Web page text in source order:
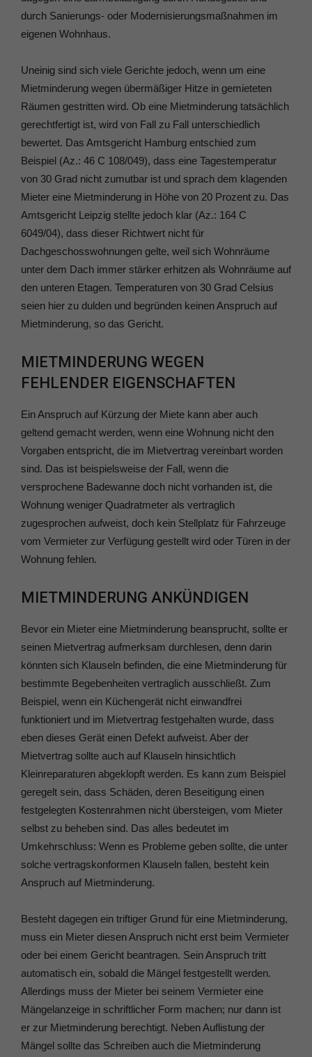
durch Sanierungs- oder Modernisierungsmaßnahmen im
eigenen Wohnhaus.
Uneinig sind sich viele Gerichte jedoch, wenn um eine
Mietminderung wegen übermäßiger Hitze in gemieteten
Räumen gestritten wird. Ob eine Mietminderung tatsächlich
gerechtfertigt ist, wird von Fall zu Fall unterschiedlich
bewertet. Das Amtsgericht Hamburg entschied zum
Beispiel (Az.: 46 C 108/049), dass eine Tagestemperatur
von 30 Grad nicht zumutbar ist und sprach dem klagenden
Mieter eine Mietminderung in Höhe von 20 Prozent zu. Das
Amtsgericht Leipzig stellte jedoch klar (Az.: 164 C
6049/04), dass dieser Richtwert nicht für
Dachgeschosswohnungen gelte, weil sich Wohnräume
unter dem Dach immer stärker erhitzen als Wohnräume auf
den unteren Etagen. Temperaturen von 30 Grad Celsius
seien hier zu dulden und begründen keinen Anspruch auf
Mietminderung, so das Gericht.
MIETMINDERUNG WEGEN
FEHLENDER EIGENSCHAFTEN
Ein Anspruch auf Kürzung der Miete kann aber auch
geltend gemacht werden, wenn eine Wohnung nicht den
Vorgaben entspricht, die im Mietvertrag vereinbart worden
sind. Das ist beispielsweise der Fall, wenn die
versprochene Badewanne doch nicht vorhanden ist, die
Wohnung weniger Quadratmeter als vertraglich
zugesprochen aufweist, doch kein Stellplatz für Fahrzeuge
vom Vermieter zur Verfügung gestellt wird oder Türen in der
Wohnung fehlen.
MIETMINDERUNG ANKÜNDIGEN
Bevor ein Mieter eine Mietminderung beansprucht, sollte er
seinen Mietvertrag aufmerksam durchlesen, denn darin
könnten sich Klauseln befinden, die eine Mietminderung für
bestimmte Begebenheiten vertraglich ausschließt. Zum
Beispiel, wenn ein Küchengerät nicht einwandfrei
funktioniert und im Mietvertrag festgehalten wurde, dass
eben dieses Gerät einen Defekt aufweist. Aber der
Mietvertrag sollte auch auf Klauseln hinsichtlich
Kleinreparaturen abgeklopft werden. Es kann zum Beispiel
geregelt sein, dass Schäden, deren Beseitigung einen
festgelegten Kostenrahmen nicht übersteigen, vom Mieter
selbst zu beheben sind. Das alles bedeutet im
Umkehrschluss: Wenn es Probleme geben sollte, die unter
solche vertragskonformen Klauseln fallen, besteht kein
Anspruch auf Mietminderung.
Besteht dagegen ein triftiger Grund für eine Mietminderung,
muss ein Mieter diesen Anspruch nicht erst beim Vermieter
oder bei einem Gericht beantragen. Sein Anspruch tritt
automatisch ein, sobald die Mängel festgestellt werden.
Allerdings muss der Mieter bei seinem Vermieter eine
Mängelanzeige in schriftlicher Form machen; nur dann ist
er zur Mietminderung berechtigt. Neben Auflistung der
Mängel sollte das Schreiben auch die Mietminderung